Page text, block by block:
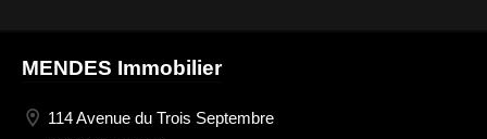
MENDES Immobilier
114 Avenue du Trois Septembre